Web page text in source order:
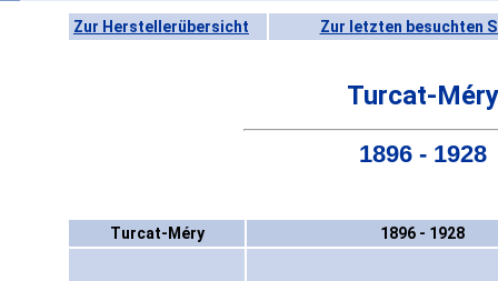
Zur Herstellerübersicht Zur letzten besuchten
Turcat-Méry
1896 - 1928
Turcat-Méry 1896 - 1928